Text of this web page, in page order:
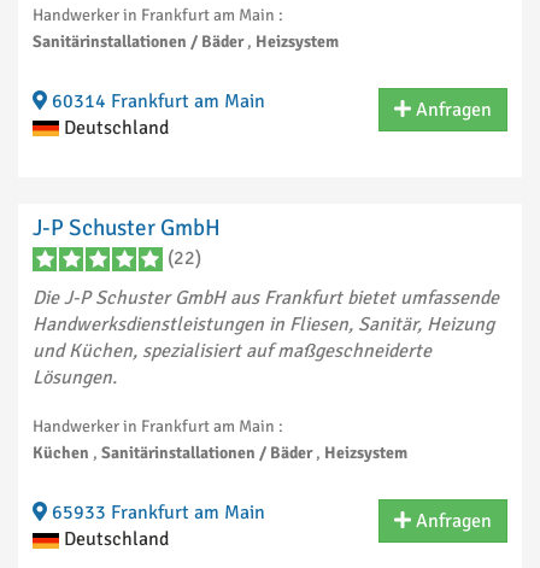
Handwerker in Frankfurt am Main :
Sanitärinstallationen / Bäder , Heizsystem
60314 Frankfurt am Main
Deutschland
Anfragen
J-P Schuster GmbH
(22)
Die J-P Schuster GmbH aus Frankfurt bietet umfassende
Handwerksdienstleistungen in Fliesen, Sanitär, Heizung
und Küchen, spezialisiert auf maßgeschneiderte
Lösungen.
Handwerker in Frankfurt am Main :
Küchen , Sanitärinstallationen / Bäder , Heizsystem
65933 Frankfurt am Main
Deutschland
Anfragen